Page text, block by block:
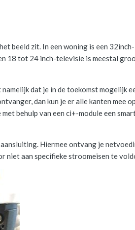
beeld zit. In een woning is een 32inch-
18 tot 24 inch-televisie is meestal
dat je in de toekomst mogelijk
dan kun je er alle kanten mee
behulp van een ci+-module een
Hiermee ontvang je
niet aan specifieke stroomeisen te